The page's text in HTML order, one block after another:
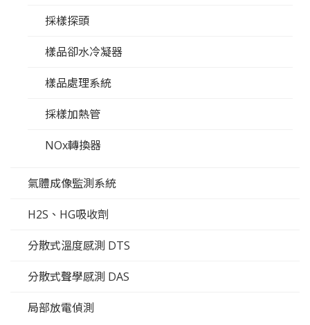
採樣探頭
樣品卻水冷凝器
樣品處理系統
採樣加熱管
NOx轉換器
氣體成像監測系統
H2S、HG吸收劑
分散式溫度感測 DTS
分散式聲學感測 DAS
局部放電偵測